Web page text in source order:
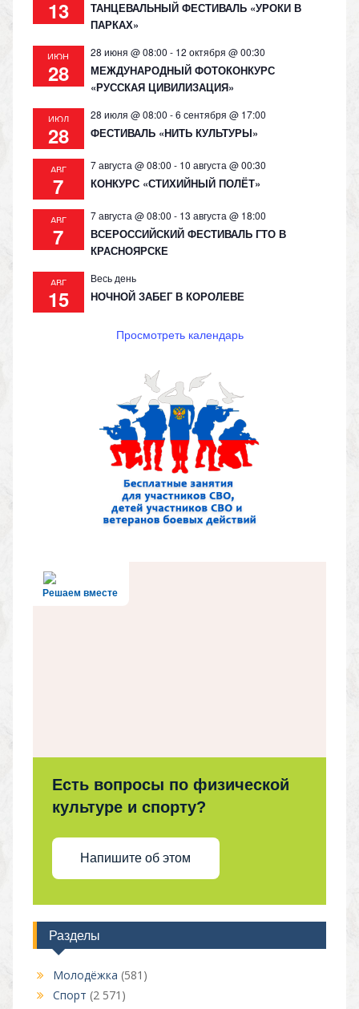
13
ТАНЦЕВАЛЬНЫЙ ФЕСТИВАЛЬ «УРОКИ В
ПАРКАХ»
ИЮН
28
28 июня @ 08:00 - 12 октября @ 00:30
МЕЖДУНАРОДНЫЙ ФОТОКОНКУРС
«РУССКАЯ ЦИВИЛИЗАЦИЯ»
ИЮЛ
28
28 июля @ 08:00 -6 сентября @ 17:00
ФЕСТИВАЛЬ «НИТЬ КУЛЬТУРЫ»
АВГ
7
7 августа @ 08:00 - 10 августа @ 00:30
КОНКУРС «СТИХИЙНЫЙ ПОЛЁТ»
АВГ
7
7 августа @ 08:00 - 13 августа @ 18:00
ВСЕРОССИЙСКИЙ ФЕСТИВАЛЬ ГТО В
КРАСНОЯРСКЕ
АВГ
15
Весь день
НОЧНОЙ ЗАБЕГ В КОРОЛЕВЕ
Просмотреть календарь
Решаем вместе
Есть вопросы по физической
культуре и спорту?
Напишите об этом
Разделы
Молодёжка (581)
Спорт (2 571)